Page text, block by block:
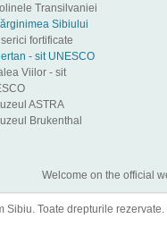
Transilvaniei
Sibiului
fortificate
- sit UNESCO
Viilor - sit
ASTRA
Brukenthal
Welcome on the official
Sibiu. Toate drepturile rezervate.